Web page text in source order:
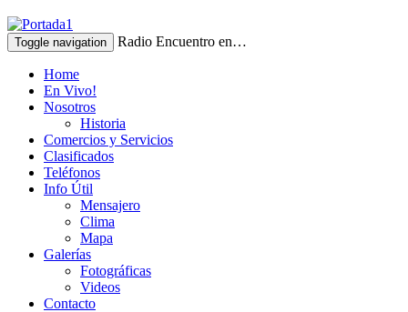
Toggle navigation Radio Encuentro en…
Home
En Vivo!
Nosotros
Historia
Comercios y Servicios
Clasificados
Teléfonos
Info Útil
Mensajero
Clima
Mapa
Galerías
Fotográficas
Videos
Contacto